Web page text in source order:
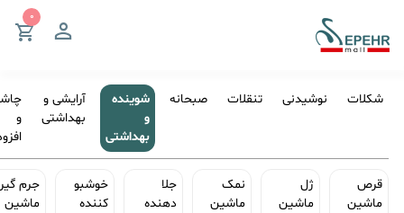
شکلات نوشیدنی تنقلات صبحانه
شوینده
و
بهداشتی
آرایشی و‌
بهداشتی
و
قرص
ماشین
ژل
ماشین
نمک
ماشین
جلا
دهنده
خوشبو
کننده
جرم گیر
ماشین